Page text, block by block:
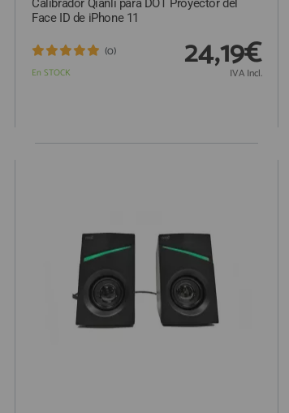
Calibrador Qianli para DOT Proyector del
Face ID de iPhone 11
En STOCK
(0) 24,19€
IVA Incl.